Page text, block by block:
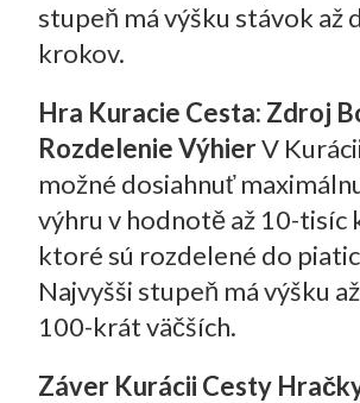
stupeň má výšku stávok až
krokov.
Hra Kuracie Cesta: Zdroj
Rozdelenie VýhierV
možné dosiahnuť
výhru v hodnotě až 10-tisíc
ktoré sú rozdelené do
Najvyšši stupeň má výšku
100-krát väčších.
Záver Kurácii Cesty